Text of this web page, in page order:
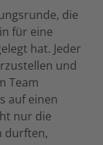
die
für eine
hat. Jeder
und
Team
auf einen
nur die
durften,